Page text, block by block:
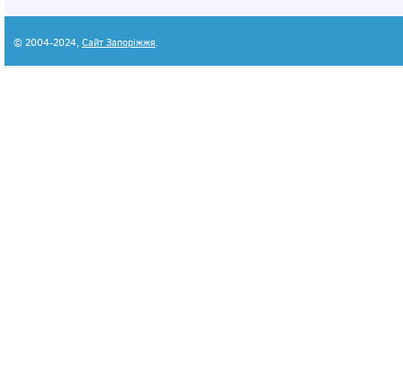
© 2004-2024, Сайт Запоріжжя.